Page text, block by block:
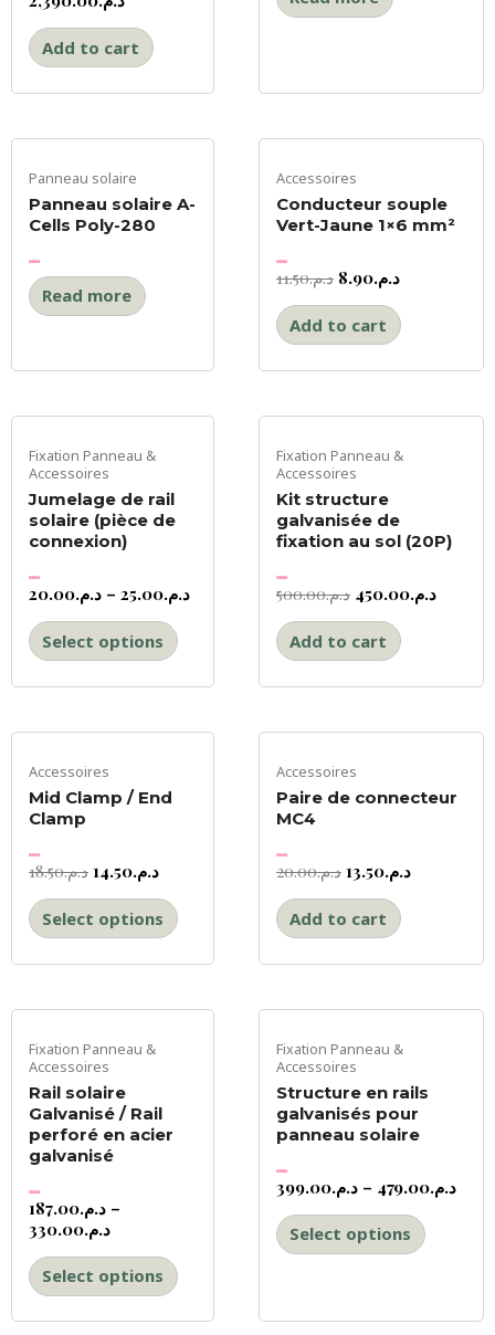
Add to cart
Panneau solaire
Panneau solaire A-
Cells Poly-280
out
of
Read more
Accessoires
Conducteur souple
Vert-Jaune 1×6 mm²
0
out
د.م.11.50 د.م.8.90
Add to cart
Fixation Panneau &
Accessoires
Jumelage de rail
solaire (pièce de
connexion)
0
out
د.م.20.00 – د.م.25.00
Select options
Fixation Panneau &
Accessoires
Kit structure
galvanisée de
fixation au sol (20P)
0
out
د.م.500.00 د.م.450.00
Add to cart
Accessoires
Mid Clamp / End
Clamp
0
out
د.م.18.50 د.م.14.50
Select options
Accessoires
Paire de connecteur
MC4
0
out
د.م.20.00 د.م.13.50
Add to cart
Fixation Panneau &
Accessoires
Rail solaire
Galvanisé / Rail
perforé en acier
galvanisé
0
out
5
د.م.187.00
–
د.م.330.00
Select options
Fixation Panneau &
Accessoires
Structure en rails
galvanisés pour
panneau solaire
0
out
د.م.399.00 – د.م.479.00
Select options